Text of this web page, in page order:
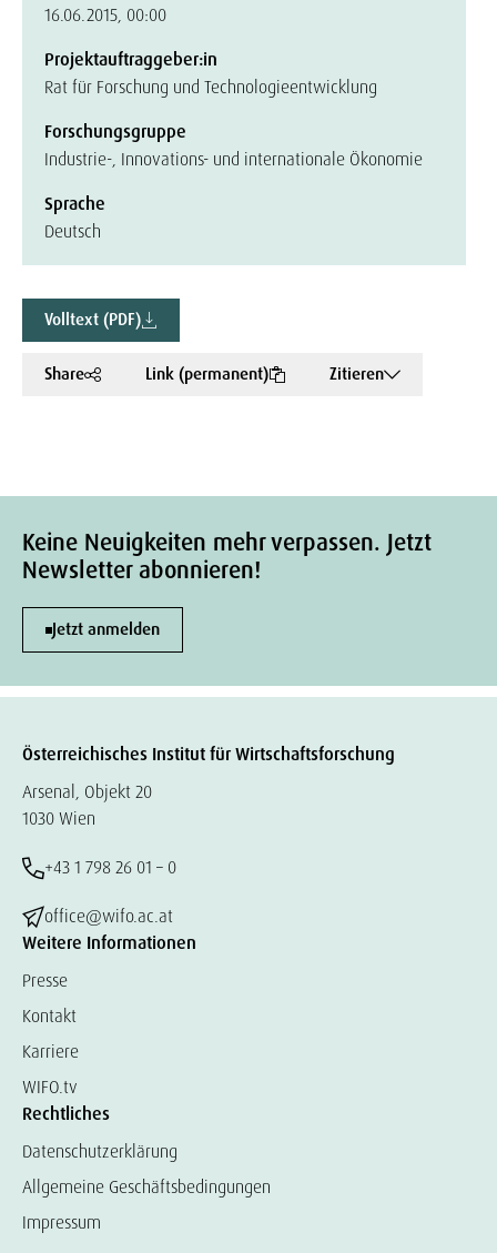
16.06.2015, 00:00
Projektauftraggeber:in
Rat für Forschung und Technologieentwicklung
Forschungsgruppe
Industrie-, Innovations- und internationale Ökonomie
Sprache
Deutsch
Volltext (PDF)
Share Link (permanent) Zitieren
Keine Neuigkeiten mehr verpassen. Jetzt
Newsletter abonnieren!
Jetzt anmelden
Österreichisches Institut für Wirtschaftsforschung
Arsenal, Objekt 20
1030 Wien
+43 1 798 26 01 – 0
office@wifo.ac.at
Weitere Informationen
Presse
Kontakt
Karriere
WIFO.tv
Rechtliches
Datenschutzerklärung
Allgemeine Geschäftsbedingungen
Impressum